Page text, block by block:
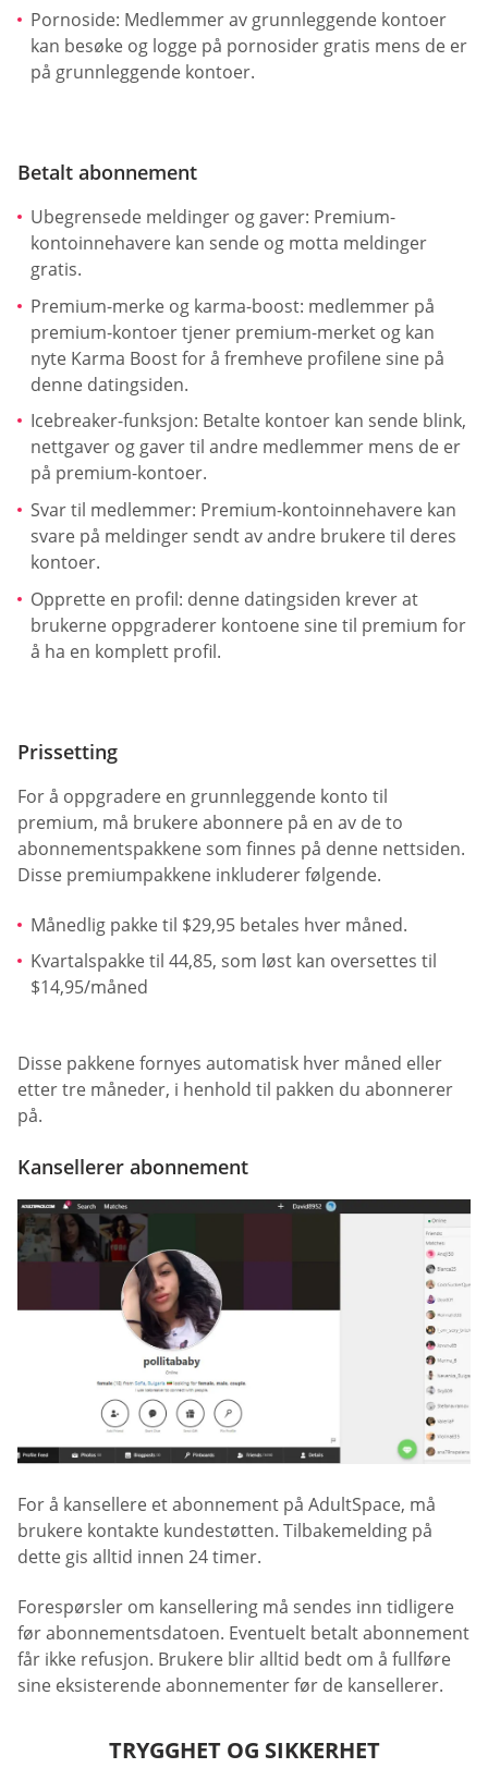
Pornoside: Medlemmer av grunnleggende kontoer
kan besøke og logge på pornosider gratis mens de er
på grunnleggende kontoer.
Betalt abonnement
Ubegrensede meldinger og gaver: Premium-
kontoinnehavere kan sende og motta meldinger
gratis.
Premium-merke og karma-boost: medlemmer på
premium-kontoer tjener premium-merket og kan
nyte Karma Boost for å fremheve profilene sine på
denne datingsiden.
Icebreaker-funksjon: Betalte kontoer kan sende blink,
nettgaver og gaver til andre medlemmer mens de er
på premium-kontoer.
Svar til medlemmer: Premium-kontoinnehavere kan
svare på meldinger sendt av andre brukere til deres
kontoer.
Opprette en profil: denne datingsiden krever at
brukerne oppgraderer kontoene sine til premium for
å ha en komplett profil.
Prissetting
For å oppgradere en grunnleggende konto til
premium, må brukere abonnere på en av de to
abonnementspakkene som finnes på denne nettsiden.
Disse premiumpakkene inkluderer følgende.
Månedlig pakke til $29,95 betales hver måned.
Kvartalspakke til 44,85, som løst kan oversettes til
$14,95/måned
Disse pakkene fornyes automatisk hver måned eller
etter tre måneder, i henhold til pakken du abonnerer
på.
Kansellerer abonnement
For å kansellere et abonnement på AdultSpace, må
brukere kontakte kundestøtten. Tilbakemelding på
dette gis alltid innen 24 timer.
Forespørsler om kansellering må sendes inn tidligere
før abonnementsdatoen. Eventuelt betalt abonnement
får ikke refusjon. Brukere blir alltid bedt om å fullføre
sine eksisterende abonnementer før de kansellerer.
TRYGGHET OG SIKKERHET